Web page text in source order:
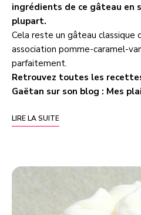
ingrédients de ce gâteau en
plupart.
Cela reste un gâteau classique
association pomme-caramel-
parfaitement.
Retrouvez toutes les
Gaëtan sur son blog : Mes
LIRE LA SUITE